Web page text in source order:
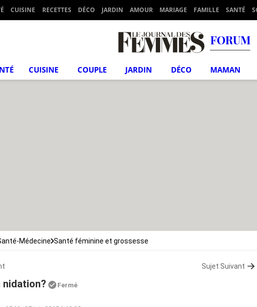
CUISINE RECETTES DÉCO JARDIN AMOUR MARIAGE FAMILLE SANTÉ
FORUM
CUISINE COUPLE JARDIN DÉCO MAMAN
Médecine Santé féminine et grossesse
Sujet Suivant
nidation? Fermé